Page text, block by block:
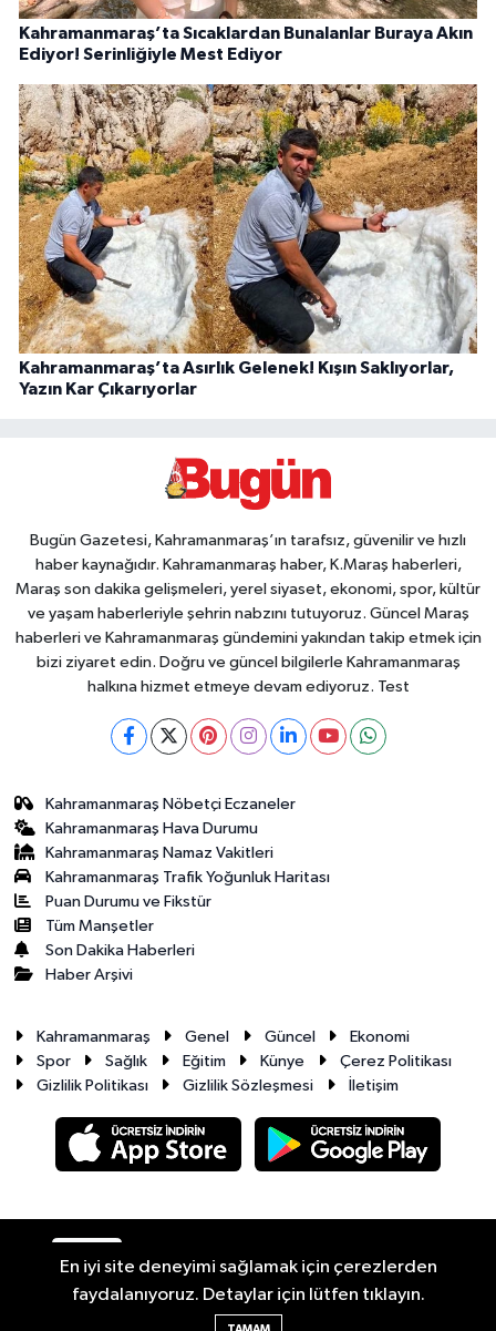
Kahramanmaraş’ta Sıcaklardan Bunalanlar Buraya Akın
Ediyor! Serinliğiyle Mest Ediyor
Kahramanmaraş’ta Asırlık Gelenek! Kışın Saklıyorlar,
Yazın Kar Çıkarıyorlar
Bugün Gazetesi, Kahramanmaraş’ın tarafsız, güvenilir ve hızlı
haber kaynağıdır. Kahramanmaraş haber, K.Maraş haberleri,
Maraş son dakika gelişmeleri, yerel siyaset, ekonomi, spor, kültür
ve yaşam haberleriyle şehrin nabzını tutuyoruz. Güncel Maraş
haberleri ve Kahramanmaraş gündemini yakından takip etmek için
bizi ziyaret edin. Doğru ve güncel bilgilerle Kahramanmaraş
halkına hizmet etmeye devam ediyoruz. Test
Kahramanmaraş Nöbetçi Eczaneler
Kahramanmaraş Hava Durumu
Kahramanmaraş Namaz Vakitleri
Kahramanmaraş Trafik Yoğunluk Haritası
Puan Durumu ve Fikstür
Tüm Manşetler
Son Dakika Haberleri
Haber Arşivi
Kahramanmaraş Genel Güncel
Ekonomi
Spor
Sağlık Eğitim Künye
Çerez Politikası
Gizlilik Politikası
Gizlilik Sözleşmesi İletişim
Haber Yazılımı:
En iyi site deneyimi sağlamak için çerezlerden
faydalanıyoruz. Detaylar için lütfen tıklayın.